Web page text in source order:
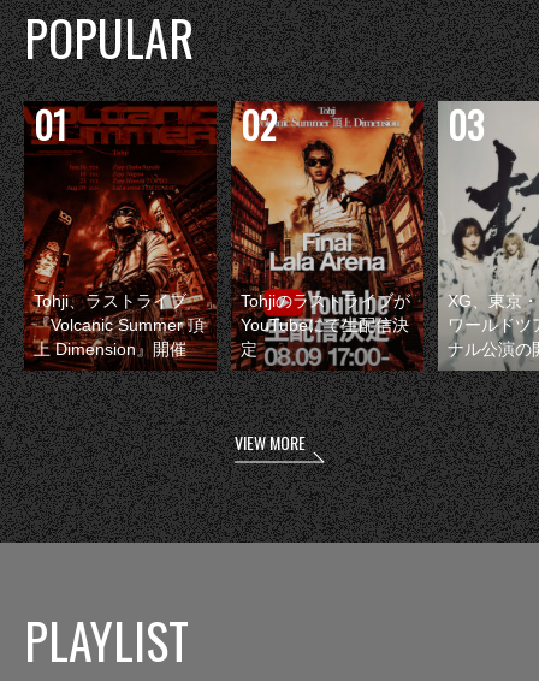
POPULAR
Tohji、ラストライブ
『Volcanic Summer 頂
上 Dimension』開催
Tohjiのラストライブが
YouTubeにて生配信決
定
XG、東京
ワールドツ
ナル公演の
VIEW MORE
PLAYLIST